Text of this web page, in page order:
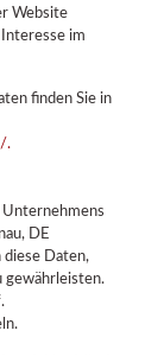
Website
im
finden Sie in
.
DE
diese Daten,
gewährleisten.